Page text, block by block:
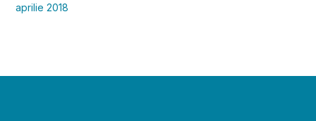
aprilie 2018